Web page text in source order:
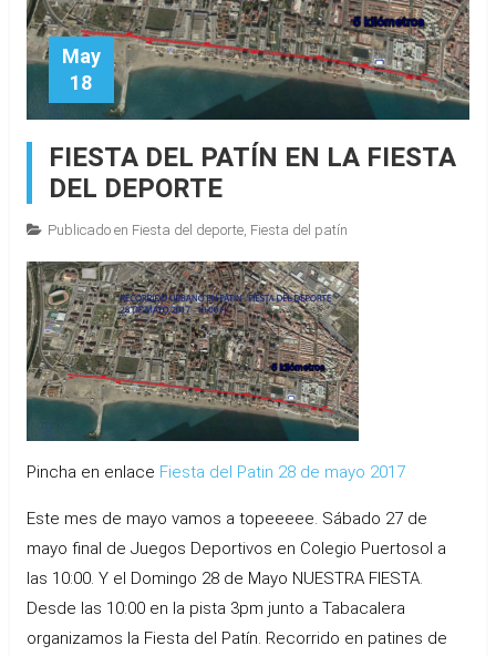
May
18
FIESTA DEL PATÍN EN LA FIESTA
DEL DEPORTE
Publicado en Fiesta del deporte, Fiesta del patín
Pincha en enlace Fiesta del Patin 28 de mayo 2017
Este mes de mayo vamos a topeeeee. Sábado 27 de
mayo final de Juegos Deportivos en Colegio Puertosol a
las 10:00. Y el Domingo 28 de Mayo NUESTRA FIESTA.
Desde las 10:00 en la pista 3pm junto a Tabacalera
organizamos la Fiesta del Patín. Recorrido en patines de